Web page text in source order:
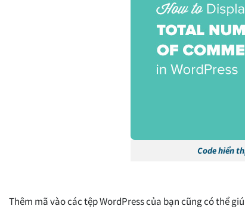
Code hiển
Thêm mã vào các tệp WordPress của bạn cũng có thể